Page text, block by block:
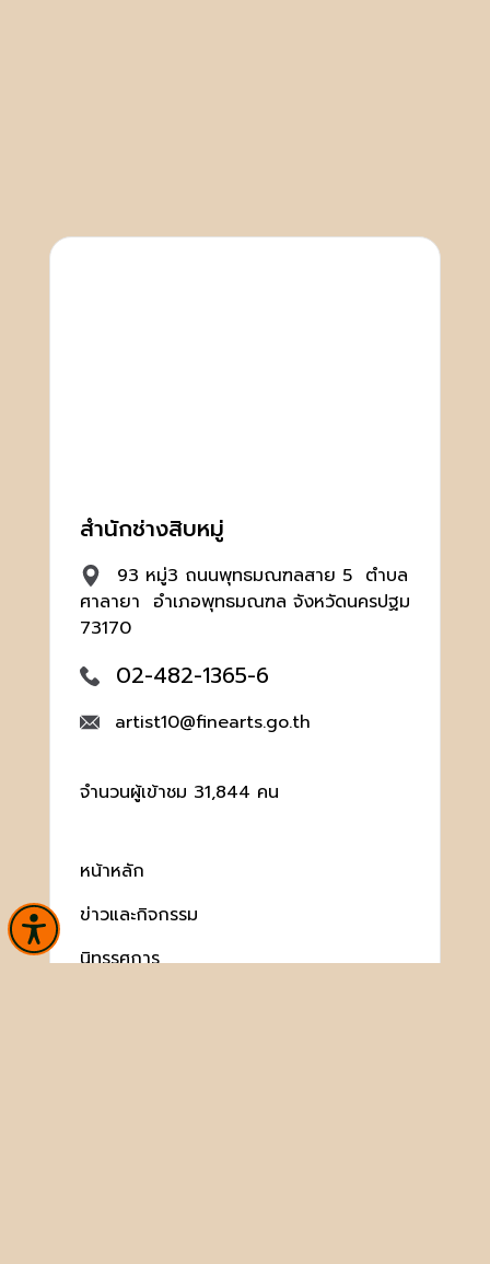
สำนักช่างสิบหมู่
93 หมู่3 ถนนพุทธมณฑลสาย 5 ตำบล
ศาลายา อำเภอพุทธมณฑล จังหวัดนครปฐม
73170
02-482-1365-6
artist10@finearts.go.th
จำนวนผู้เข้าชม 31,844 คน
หน้าหลัก
ข่าวและกิจกรรม
นิทรรศการ